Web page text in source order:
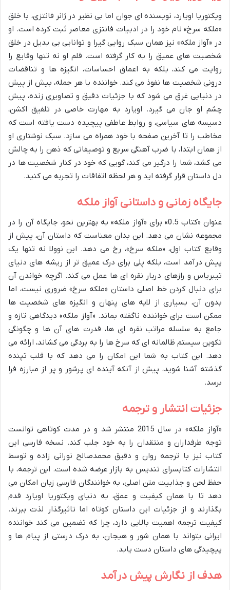
ویکتوریا اویارد، نویسنده ای جوان اما بی نظیر در ژانر فانتزی، با خلق
«ملکه سرخ» نام خود را در ادبیات فانتزی معاصر ثبت کرده است. او
در «آواز ملکه» نیز همان سبک روایی گیرا و توانایی بی بدیل در خلق
شخصیت های عمیق را به کار گرفته است. قلم او نه تنها وقایع را
روایت می کند، بلکه به اعماق احساسات، انگیزه ها و تناقضات
درونی شخصیت ها نفوذ می کند. خواننده با هر جمله، بیش از پیش
در دنیایی غرق می شود که با جزئیات دقیق و تصاویری زنده، پیش
چشم او جان می گیرد. اویارد به مهارت خاصی در تلفیق اکشن،
دسیسه های سیاسی، و روابط عاطفی پیچیده دست یافته است که
مخاطب را تا آخرین صفحه با خود همراه می سازد. سبک نوشتاری او
از همان ابتدا، با ضرب آهنگی سریع و توصیفاتی که ذهن را به چالش
می کشد، شما را درگیر می کند، گویی که خود در کنار شخصیت ها در
دل داستان قرار گرفته اید و هر لحظه اتفاقات را تجربه می کنید.
جایگاه زمانی و داستانی آواز ملکه
عنوان «کتاب 0.5» برای «آواز ملکه» به بهترین نحو، جایگاه آن را در
مجموعه نشان می دهد. این بدان معناست که داستان آن، پیش از
وقایع کتاب اول، «ملکه سرخ»، رخ می دهد. این نوولا نه تنها یک
پیش درآمد است، بلکه پلی برای درک عمیق تر از ریشه های دنیای
تیبریاس و رازهای دربار نقره ای ها عمل می کند. اگرچه خواندن آن
برای دنبال کردن خط اصلی داستان «ملکه سرخ» ضروری نیست، اما
بدون آن، بسیاری از لایه های پنهان و انگیزه های شخصیت ها
ممکن است برای خواننده ناگفته بماند. «آواز ملکه» دیدگاهی تازه و
جامع به سلسله مراتب نقره ای ها، قدرت های آن ها و چگونگی
تکوین سیستم ظالمانه ای که سرخ ها را به بردگی می کشاند، ارائه می
دهد. این کتاب به شما این امکان را می دهد که با قلب تپنده
گذشته آشنا شوید، پیش از آنکه آینده ای پرشور و پر از مبارزه فرا
برسد.
جزئیات انتشار و ترجمه
«آواز ملکه» در سال 2015 منتشر شد و در مدت کوتاهی توانست
توجه طرفداران و منتقدان را به خود جلب کند. نسخه فارسی این
کتاب نیز با ترجمه روان و دقیق محمدصالح نورانی زاده و توسط
انتشارات کتابسرای تندیس به بازار عرضه شده است. این ترجمه، با
حفظ لحن و جذابیت متن اصلی، به خوانندگان فارسی زبان امکان می
دهد تا با همان کیفیت و عمق، به دنیای ویکتوریا اویارد قدم
بگذارند و از جزئیات این داستان کوتاه اما تاثیرگذار لذت ببرند.
کیفیت ترجمه اهمیت بالایی دارد، چرا که تضمین می کند خواننده
ایرانی بتواند با همان شور و هیجان، به درک درستی از پیام ها و
پیچیدگی های داستان دست یابد.
هدف از نگارش پیش درآمد